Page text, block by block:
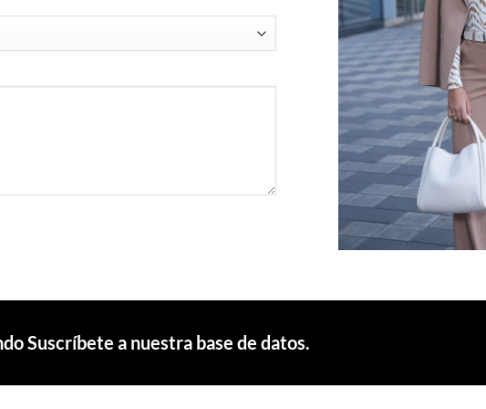
Suscríbete a nuestra base de datos.